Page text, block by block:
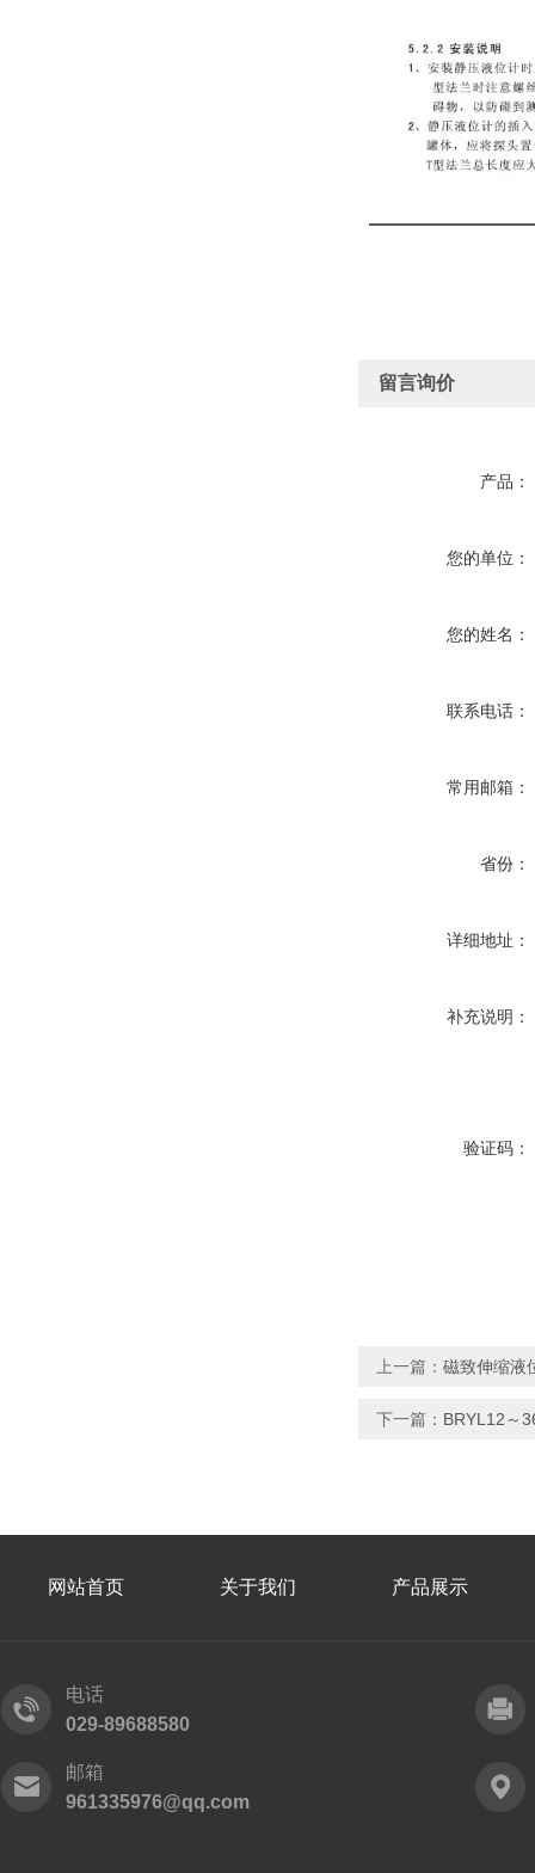
留言询价
产品：
您的单位：
您的姓名：
联系电话：
常用邮箱：
省份：
详细地址：
补充说明：
验证码：
上一篇： 磁致伸缩液
下一篇： BRYL12～
网站首页 关于我们 产品展示
电话
029-89688580
邮箱
961335976@qq.com